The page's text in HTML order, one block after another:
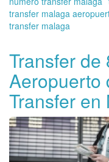
transfer malaga
transfer malaga
Transfer de
Aeropuerto
Transfer